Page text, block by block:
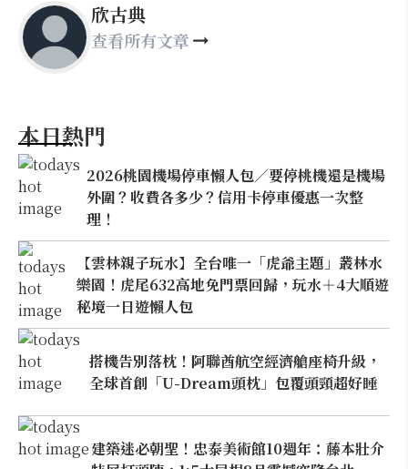
欣古典
查看所有文章
本日熱門
2026桃園機場停車懶人包／要停桃機還是機場
外圍？收費各多少？信用卡停車優惠一次整
理！
【雲林親子玩水】全台唯一「虎爺主題」叢林水
樂園！虎尾632高地免門票回歸，玩水＋4大順遊
秘境一日遊懶人包
搭機告別落枕！阿聯酋航空經濟艙座椅升級，
全球首創「U-Dream頭枕」包覆頭頸超好睡
建築迷必朝聖！忠泰美術館10週年：藤本壯介